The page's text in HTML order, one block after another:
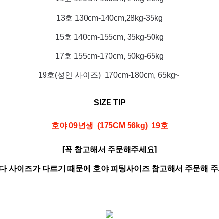
13호 130cm-140cm,28kg-35kg
15호 140cm-155cm, 35kg-50kg
17호 155cm-170cm, 50kg-65kg
19호(성인 사이즈) 170cm-180cm, 65kg~
SIZE TIP
호야 09년생 (175CM 56kg) 19호
[꼭 참고해서 주문해주세요]
사이즈가 다르기 때문에 호야 피팅사이즈 참고해서 주문해